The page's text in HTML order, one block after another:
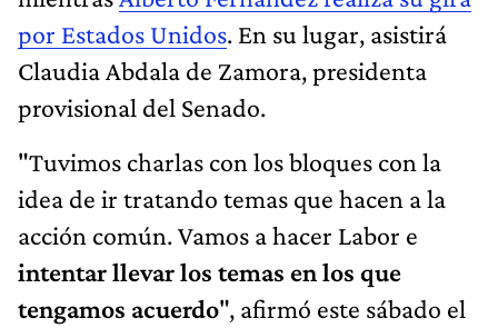
por Estados Unidos. En su lugar, asistirá
Claudia Abdala de Zamora, presidenta
provisional del Senado.
"Tuvimos charlas con los bloques con la
idea de ir tratando temas que hacen a la
acción común. Vamos a hacer Labor e
intentar llevar los temas en los que
tengamos acuerdo", afirmó este sábado el